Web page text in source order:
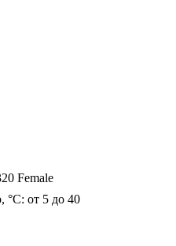
Female
°C: от 5 до 40